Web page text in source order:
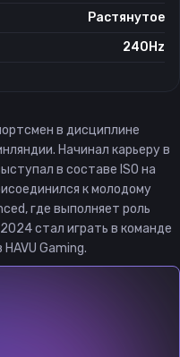
Растянутое
240Hz
в дисциплине
Начинал карьеру в
в составе ISO на
к молодому
где выполняет роль
стал играть в команде
Gaming.